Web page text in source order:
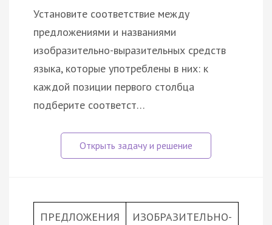
Установите соответствие между
предложениями и названиями
изобразительно-выразительных средств
языка, которые употреблены в них: к
каждой позиции первого столбца
подберите соответст…
ПРЕДЛОЖЕНИЯ
ИЗОБРАЗИТЕЛЬНО-